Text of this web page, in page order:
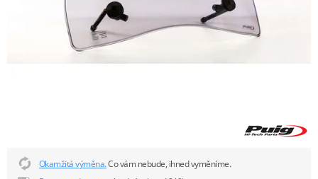
Okamžitá výměna.Co vám nebude, ihned vyměníme.